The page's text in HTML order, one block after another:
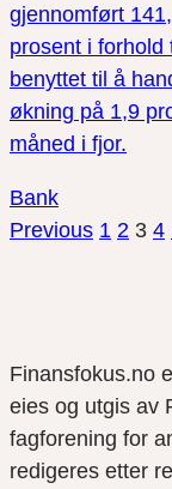
gjennomført
prosent i forhold
benyttet til å
økning på 1,9
måned i fjor.
Bank
Previous 1 2 3 4
Finansfokus.no
eies og utgis av
fagforening for
redigeres etter